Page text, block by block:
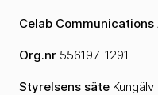
Celab Communications
Org.nr 556197-1291
Styrelsens säte Kungälv